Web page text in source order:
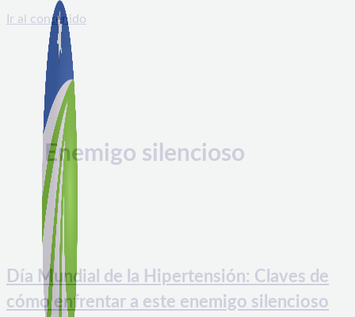
Ir al contenido
Enemigo silencioso
Día Mundial de la Hipertensión: Claves de
cómo enfrentar a este enemigo silencioso